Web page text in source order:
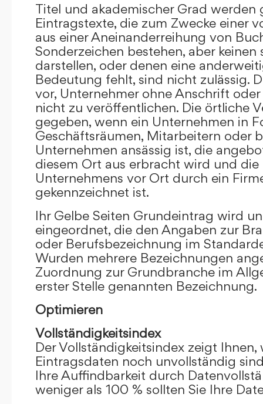
Titel und akademischer Grad werden
Eintragstexte, die zum Zwecke einer
aus einer Aneinanderreihung von
Sonderzeichen bestehen, aber keinen
darstellen, oder denen eine
Bedeutung fehlt, sind nicht zulässig.
vor, Unternehmer ohne Anschrift
nicht zu veröffentlichen. Die örtliche
gegeben, wenn ein Unternehmen in
Geschäftsräumen, Mitarbeitern oder
Unternehmen ansässig ist, die
diesem Ort aus erbracht wird und die
Unternehmens vor Ort durch ein
gekennzeichnet ist.
Ihr Gelbe Seiten Grundeintrag wird
eingeordnet, die den Angaben zur
oder Berufsbezeichnung im
Wurden mehrere Bezeichnungen
Zuordnung zur Grundbranche im
erster Stelle genannten Bezeichnung.
Optimieren
Vollständigkeitsindex
Der Vollständigkeitsindex zeigt
Eintragsdaten noch unvollständig
Ihre Auffindbarkeit durch
weniger als 100 % sollten Sie Ihre